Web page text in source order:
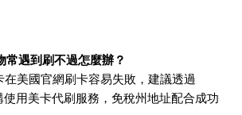
常遇到刷不過怎麼辦？
美國官網刷卡容易失敗，建議透過
使用美卡代刷服務，免稅州地址配合成功